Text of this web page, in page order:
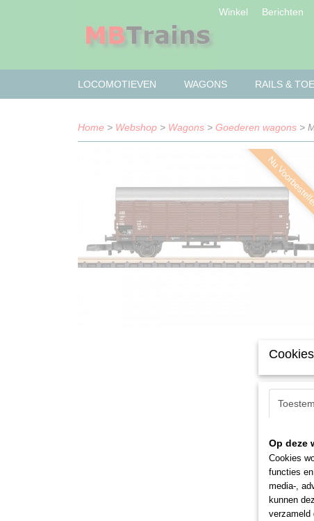
Winkel Berichten
LOCOMOTIEVEN WAGONS RAILS &
Home > Webshop > Wagons > Goederen wagons >
Nu
Op deze
Cookies
functies
media-,
kunnen
verzameld